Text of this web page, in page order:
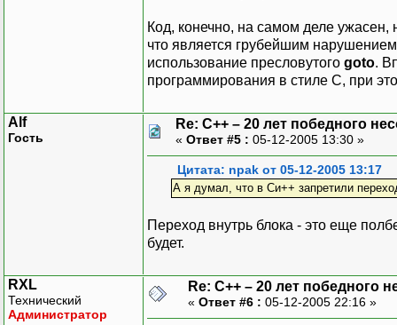
Код, конечно, на самом деле
что является грубейшим
использование пресловутого goto.
программирования в стиле С, при
Alf
Гость
Re: C++ – 20 лет победного
« Ответ #5 : 05-12-2005 13:30 »
Цитата: npak от 05-12-2005 13:17
А я думал, что в Си++ запретили
Переход внутрь блока - это еще
будет.
RXL
Технический
Администратор
Re: C++ – 20 лет победного
« Ответ #6 : 05-12-2005 22:16 »